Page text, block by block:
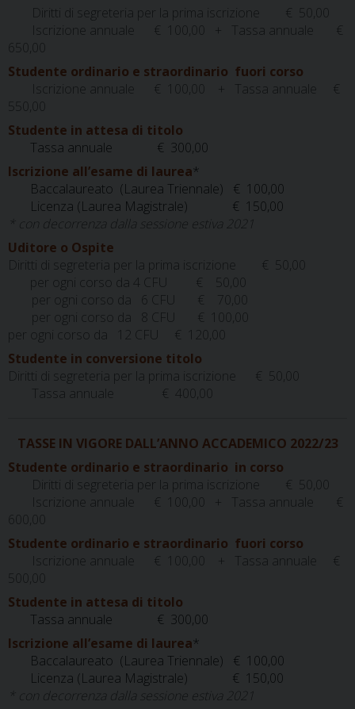
Diritti di segreteria per la prima iscrizione
€ 50,00
Iscrizione annuale € 100,00 + Tassa annuale €
650,00
Studente ordinario e straordinario fuori corso
Iscrizione annuale € 100,00 + Tassa annuale €
550,00
Studente in attesa di titolo
Tassa annuale € 300,00
Iscrizione all’esame di laurea*
Baccalaureato (Laurea Triennale) € 100,00
Licenza (Laurea Magistrale) € 150,00
* con decorrenza dalla sessione estiva 2021
Uditore o Ospite
Diritti di segreteria per la prima iscrizione
€ 50,00
per ogni corso da 4 CFU € 50,00
per ogni corso da 6 CFU € 70,00
per ogni corso da 8 CFU € 100,00
per ogni corso da 12 CFU € 120,00
Studente in conversione titolo
Diritti di segreteria per la prima iscrizione € 50,00
Tassa annuale € 400,00
TASSE IN VIGORE DALL’ANNO ACCADEMICO 2022/23
Studente ordinario e straordinario in corso
Diritti di segreteria per la prima iscrizione
€ 50,00
Iscrizione annuale € 100,00 + Tassa annuale €
600,00
Studente ordinario e straordinario fuori corso
Iscrizione annuale € 100,00 + Tassa annuale €
500,00
Studente in attesa di titolo
Tassa annuale € 300,00
Iscrizione all’esame di laurea*
Baccalaureato (Laurea Triennale) € 100,00
Licenza (Laurea Magistrale) € 150,00
* con decorrenza dalla sessione estiva 2021